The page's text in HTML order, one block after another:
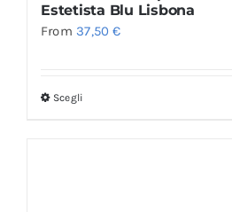
Estetista Blu Lisbona
From37,50€
Scegli